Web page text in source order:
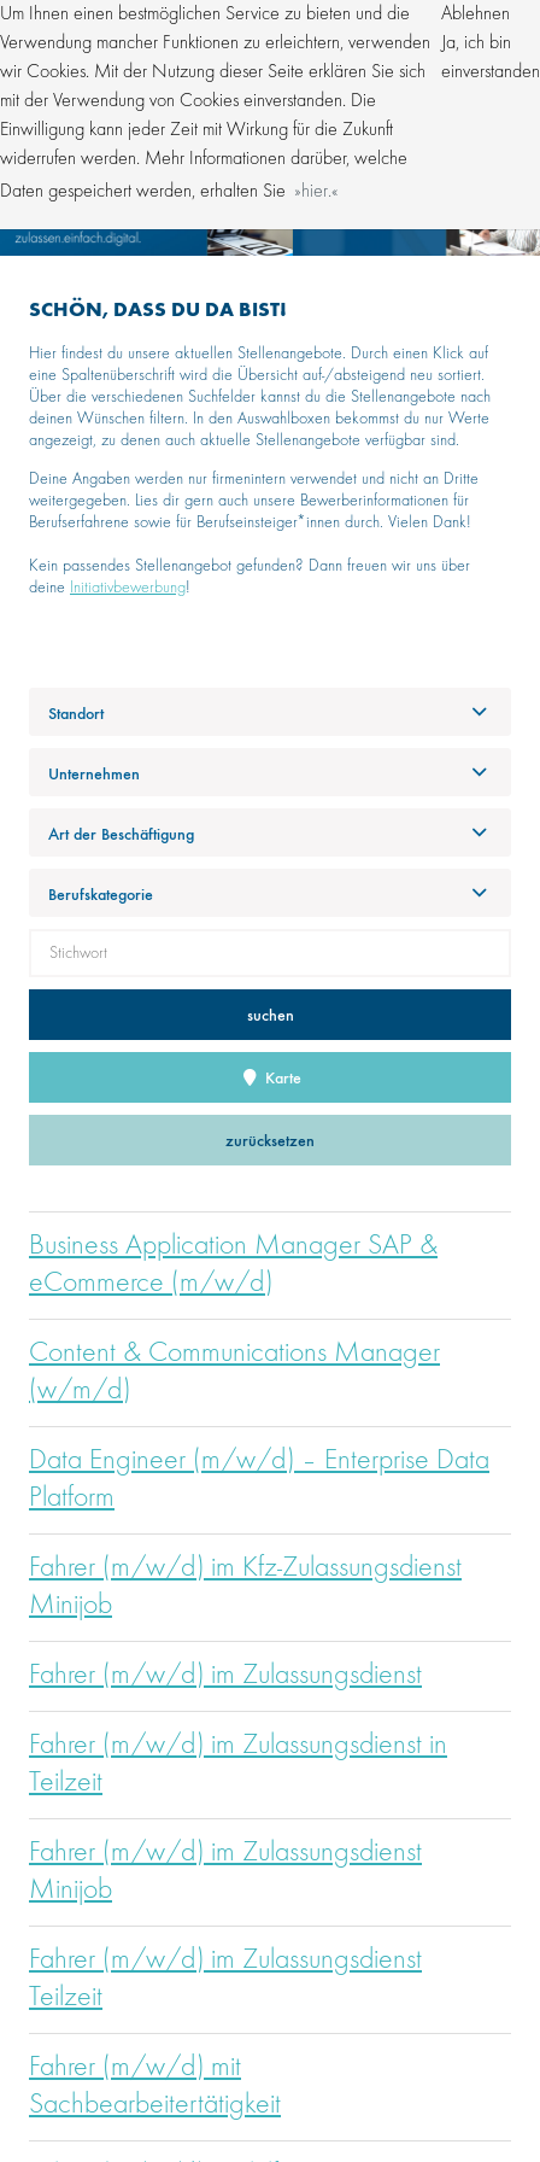
Um Ihnen einen bestmöglichen Service zu bieten und die
Verwendung mancher Funktionen zu erleichtern, verwenden
wir Cookies. Mit der Nutzung dieser Seite erklären Sie sich
mit der Verwendung von Cookies einverstanden. Die
Einwilligung kann jeder Zeit mit Wirkung für die Zukunft
widerrufen werden. Mehr Informationen darüber, welche
Daten gespeichert werden, erhalten Sie
hier.
Ablehnen
Ja, ich bin
einverstanden
SCHÖN, DASS DU DA BIST!
Hier findest du unsere aktuellen Stellenangebote. Durch einen Klick auf
eine Spaltenüberschrift wird die Übersicht auf-/absteigend neu sortiert.
Über die verschiedenen Suchfelder kannst du die Stellenangebote nach
deinen Wünschen filtern. In den Auswahlboxen bekommst du nur Werte
angezeigt, zu denen auch aktuelle Stellenangebote verfügbar sind.
Deine Angaben werden nur firmenintern verwendet und nicht an Dritte
weitergegeben. Lies dir gern auch unsere Bewerberinformationen für
Berufserfahrene sowie für Berufseinsteiger*innen durch. Vielen Dank!
Kein passendes Stellenangebot gefunden? Dann freuen wir uns über
deine
Initiativbewerbung!
Standort
Unternehmen
Art der Beschäftigung
Berufskategorie
zurücksetzen
Karte
suchen
Business Application Manager SAP &
eCommerce (m/w/d)
Content & Communications Manager
(w/m/d)
Data Engineer (m/w/d) – Enterprise Data
Platform
Fahrer (m/w/d) im Kfz-Zulassungsdienst
Minijob
Fahrer (m/w/d) im Zulassungsdienst
Fahrer (m/w/d) im Zulassungsdienst in
Teilzeit
Fahrer (m/w/d) im Zulassungsdienst
Minijob
Fahrer (m/w/d) im Zulassungsdienst
Teilzeit
Fahrer (m/w/d) mit
Sachbearbeitertätigkeit